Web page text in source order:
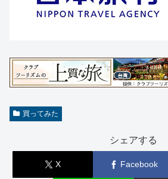
買ってみた
シェアする
X Facebook